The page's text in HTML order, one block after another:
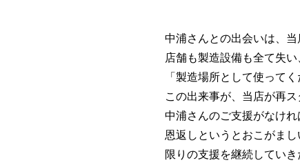
中浦さんとの出会いは、当
店舗も製造設備も全て失
「製造場所として使って
この出来事が、当店が再
中浦さんのご支援がなけれ
恩返しというとおこがま
限りの支援を継続していき